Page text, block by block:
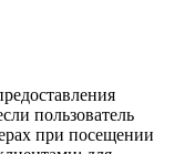
пользователь
при посещении